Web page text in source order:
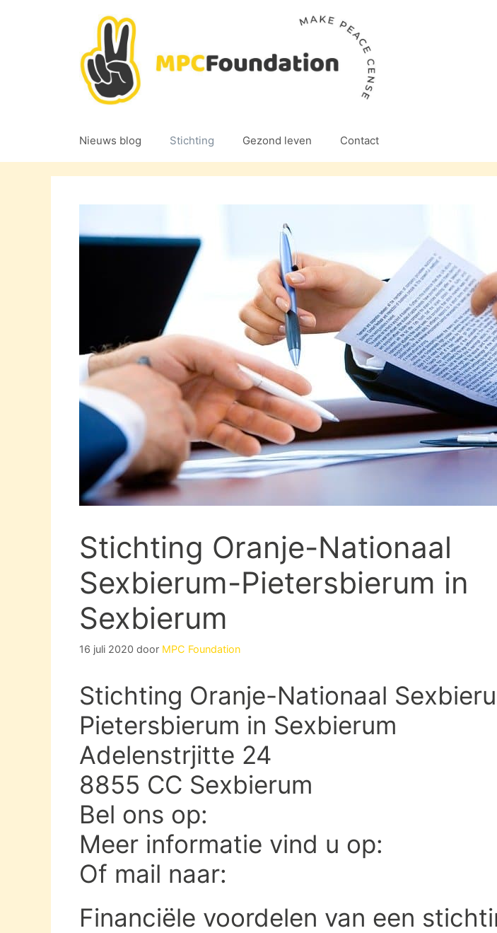
Nieuws blog Stichting Gezond leven Contact
Stichting Oranje-Nationaal
Sexbierum-Pietersbierum in
Sexbierum
16 juli 2020 door MPC Foundation
Stichting Oranje-Nationaal
Pietersbierum in Sexbierum
Adelenstrjitte 24
8855 CC Sexbierum
Bel ons op:
Meer informatie vind u op:
Of mail naar:
Financiële voordelen van een